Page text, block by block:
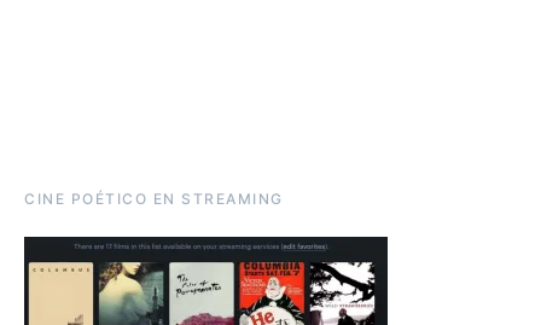
CINE POÉTICO EN STREAMING